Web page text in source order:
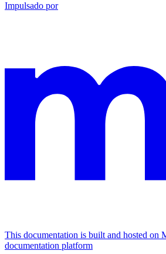
Impulsado por
This documentation is built and hosted on
documentation platform